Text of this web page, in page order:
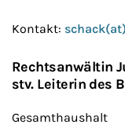
Kontakt:
Rechtsanwältin
stv. Leiterin des
Gesamthaushalt